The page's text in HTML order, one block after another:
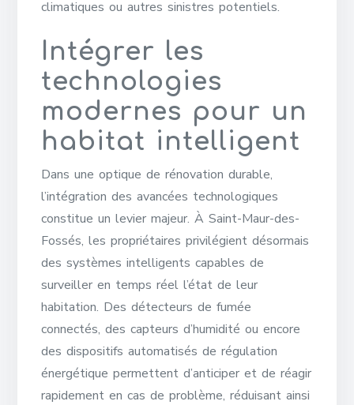
climatiques ou autres sinistres potentiels.
Intégrer les
technologies
modernes pour un
habitat intelligent
Dans une optique de rénovation durable,
l’intégration des avancées technologiques
constitue un levier majeur. À Saint-Maur-des-
Fossés, les propriétaires privilégient désormais
des systèmes intelligents capables de
surveiller en temps réel l’état de leur
habitation. Des détecteurs de fumée
connectés, des capteurs d’humidité ou encore
des dispositifs automatisés de régulation
énergétique permettent d’anticiper et de réagir
rapidement en cas de problème, réduisant ainsi